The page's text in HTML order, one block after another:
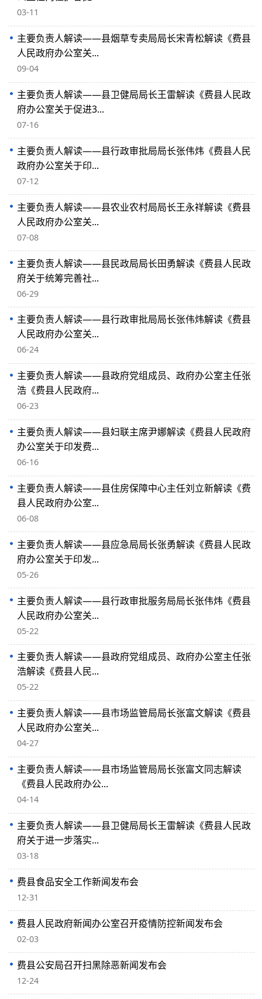
03-11
主要负责人解读——县烟草专卖局局长宋青松解读《费县
人民政府办公室关...
09-04
主要负责人解读——县卫健局局长王雷解读《费县人民政
府办公室关于促进3...
07-16
主要负责人解读——县行政审批局局长张伟炜《费县人民
政府办公室关于印...
07-12
主要负责人解读——县农业农村局局长王永祥解读《费县
人民政府办公室关...
07-08
主要负责人解读——县民政局局长田勇解读《费县人民政
府关于统筹完善社...
06-29
主要负责人解读——县行政审批局局长张伟炜解读《费县
人民政府办公室关...
06-24
主要负责人解读——县政府党组成员、政府办公室主任张
浩《费县人民政府...
06-23
主要负责人解读——县妇联主席尹娜解读《费县人民政府
办公室关于印发费...
06-16
主要负责人解读——县住房保障中心主任刘立新解读《费
县人民政府办公室...
06-08
主要负责人解读——县应急局局长张勇解读《费县人民政
府办公室关于印发...
05-26
主要负责人解读——县行政审批服务局局长张伟炜《费县
人民政府办公室关...
05-22
主要负责人解读——县政府党组成员、政府办公室主任张
浩解读《费县人民...
05-22
主要负责人解读——县市场监管局局长张富文解读《费县
人民政府办公室关...
04-27
主要负责人解读——县市场监管局局长张富文同志解读
《费县人民政府办公...
04-14
主要负责人解读——县卫健局局长王雷解读《费县人民政
府关于进一步落实...
03-18
费县食品安全工作新闻发布会
12-31
费县人民政府新闻办公室召开疫情防控新闻发布会
02-03
费县公安局召开扫黑除恶新闻发布会
12-24